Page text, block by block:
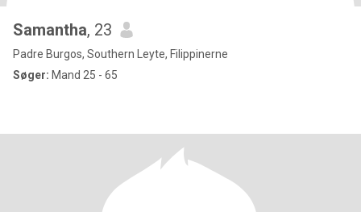
Samantha, 23
Padre Burgos, Southern Leyte, Filippinerne
Søger: Mand 25 - 65